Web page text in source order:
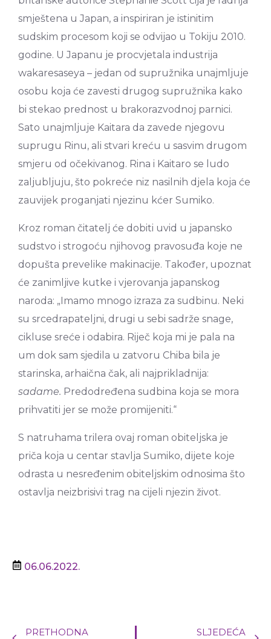
smještena u Japan, a inspiriran je istinitim
sudskim procesom koji se odvijao u Tokiju 2010.
godine. U Japanu je procvjetala industrija
wakaresaseya – jedan od supružnika unajmljuje
osobu koja će zavesti drugog supružnika kako
bi stekao prednost u brakorazvodnoj parnici.
Sato unajmljuje Kaitara da zavede njegovu
suprugu Rinu, ali stvari kreću u sasvim drugom
smjeru od očekivanog. Rina i Kaitaro se ludo
zaljubljuju, što pokreće niz nasilnih djela koja će
zauvijek proganjati njezinu kćer Sumiko.
Kroz roman čitatelj će dobiti uvid u japansko
sudstvo i strogoću njihovog pravosuđa koje ne
dopušta prevelike makinacije. Također, upoznat
će zanimljive kutke i vjerovanja japanskog
naroda: „Imamo mnogo izraza za sudbinu. Neki
su srcedrapateljni, drugi u sebi sadrže snage,
cikluse sreće i odabira. Riječ koja mi je pala na
um dok sam sjedila u zatvoru Chiba bila je
starinska, arhaična čak, ali najprikladnija:
sadame. Predodređena sudbina koja se mora
prihvatiti jer se može promijeniti.“
S natruhama trilera ovaj roman obiteljska je
priča koja u centar stavlja Sumiko, dijete koje
odrasta u nesređenim obiteljskim odnosima što
ostavlja neizbrisivi trag na cijeli njezin život.
06.06.2022.
PRETHODNA SLJEDEĆA